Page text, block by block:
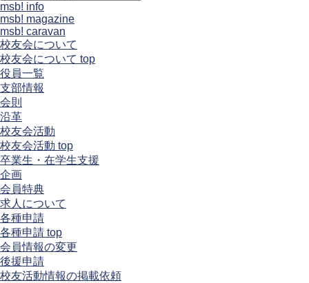
msb! info
msb! magazine
msb! caravan
校友会について
校友会について top
役員一覧
支部情報
会則
沿革
校友会活動
校友会活動 top
卒業生・在学生支援
企画
会員特典
求人について
各種申請
各種申請 top
会員情報の変更
後援申請
校友活動情報の掲載依頼